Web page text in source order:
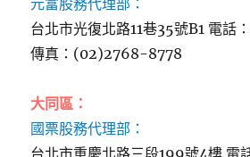
元富股務代理部：
台北市光復北路11巷35號B1 電
傳真：(02)2768-8778
大同區：
國票股務代理部：
台北市重慶北路三段199號4樓